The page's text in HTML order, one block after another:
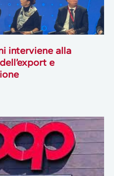
interviene alla
e